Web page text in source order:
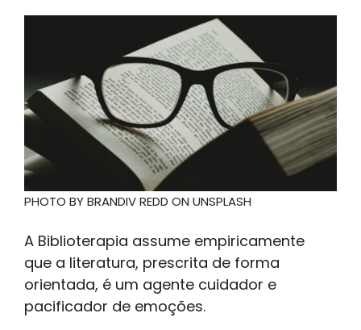
PHOTO BY BRANDIV REDD ON UNSPLASH
A Biblioterapia assume empiricamente
que a literatura, prescrita de forma
orientada, é um agente cuidador e
pacificador de emoções.